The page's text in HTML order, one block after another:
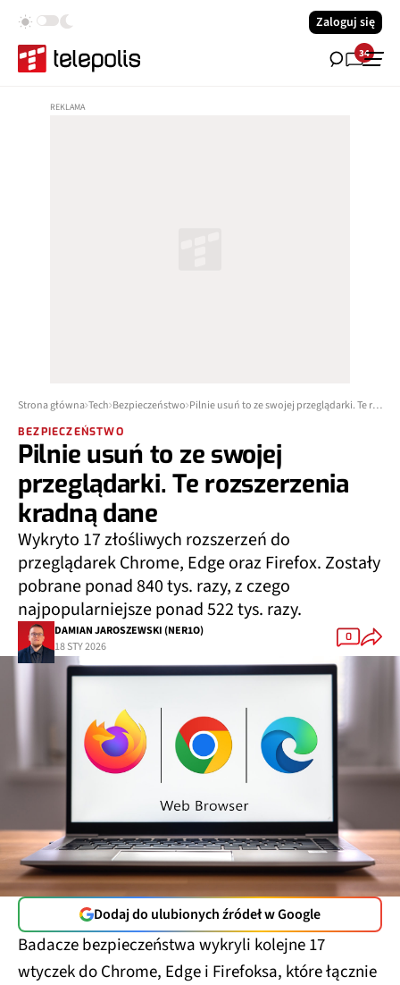
Zaloguj się
34
Strona główna Tech Bezpieczeństwo Pilnie usuń to ze swojej przeglądarki. Te rozszerzenia kradną dane
BEZPIECZEŃSTWO
Pilnie usuń to ze swojej
przeglądarki. Te rozszerzenia
kradną dane
Wykryto 17 złośliwych rozszerzeń do
przeglądarek Chrome, Edge oraz Firefox. Zostały
pobrane ponad 840 tys. razy, z czego
najpopularniejsze ponad 522 tys. razy.
DAMIAN JAROSZEWSKI (NER1O)
18 STY 2026
0
Dodaj do ulubionych źródeł w Google
Badacze bezpieczeństwa wykryli kolejne 17
wtyczek do Chrome, Edge i Firefoksa, które łącznie